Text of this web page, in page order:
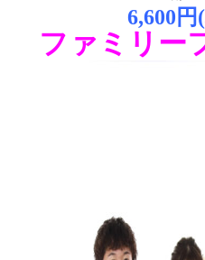
6,600円
ファミリー